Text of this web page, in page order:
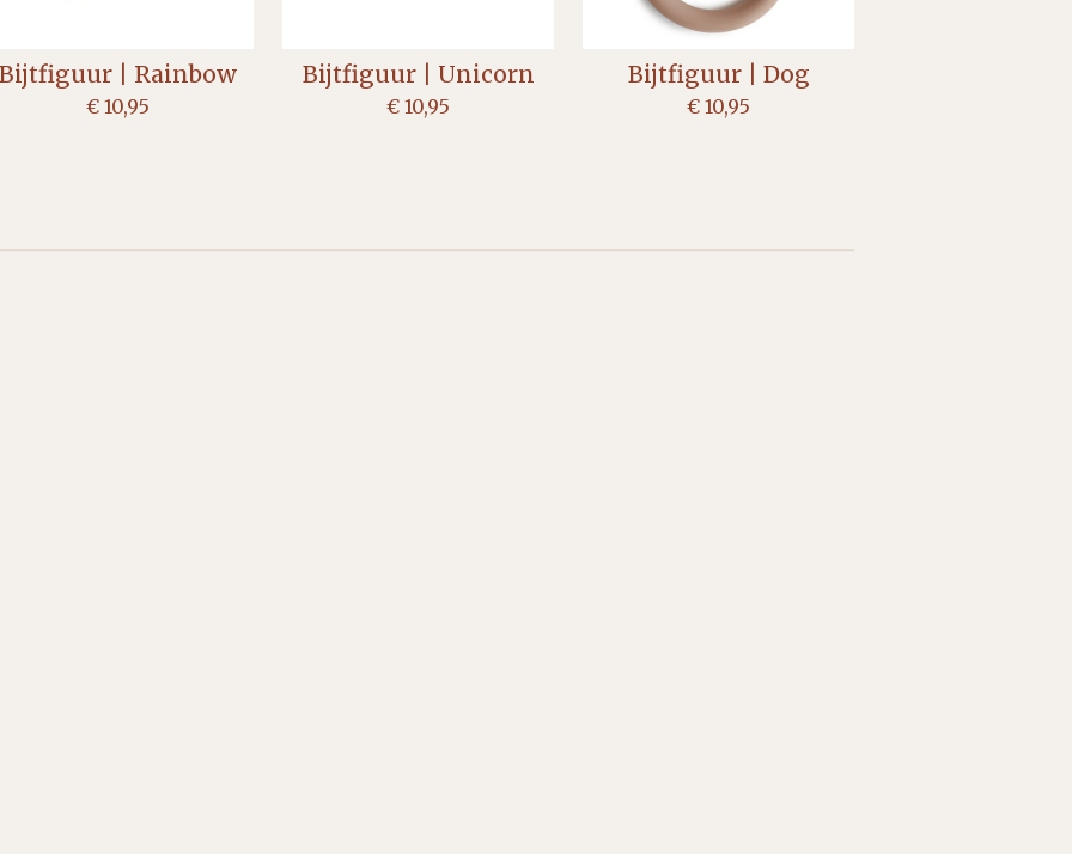
Bijtfiguur | Rainbow
€ 10,95
Bijtfiguur | Unicorn
€ 10,95
Bijtfiguur | Dog
€ 10,95